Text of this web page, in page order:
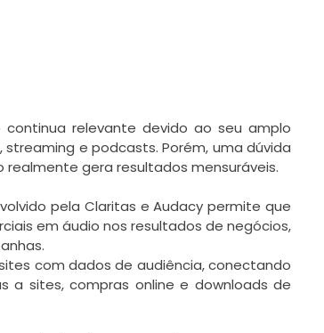
relevante devido ao seu amplo
e podcasts. Porém, uma dúvida
gera resultados mensuráveis.
pela Claritas e Audacy permite que
em áudio nos resultados de negócios,
com dados de audiência, conectando
a sites, compras online e downloads de